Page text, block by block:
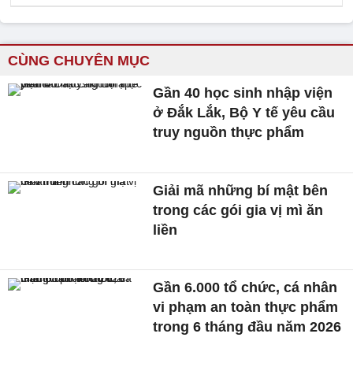
CÙNG CHUYÊN MỤC
Gần 40 học sinh nhập viện
ở Đắk Lắk, Bộ Y tế yêu cầu
truy nguồn thực phẩm
Giải mã những bí mật bên
trong các gói gia vị mì ăn
liền
Gần 6.000 tổ chức, cá nhân
vi phạm an toàn thực phẩm
trong 6 tháng đầu năm 2026